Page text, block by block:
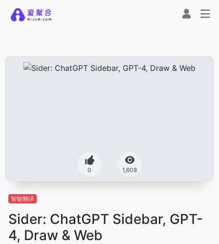
0 1,608
智能翻译
Sider: ChatGPT Sidebar, GPT-
4, Draw & Web